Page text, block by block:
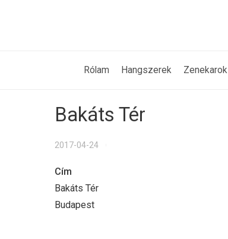
Rólam Hangszerek Zenekarok
Bakáts Tér
2017-04-24
Cím
Bakáts Tér
Budapest